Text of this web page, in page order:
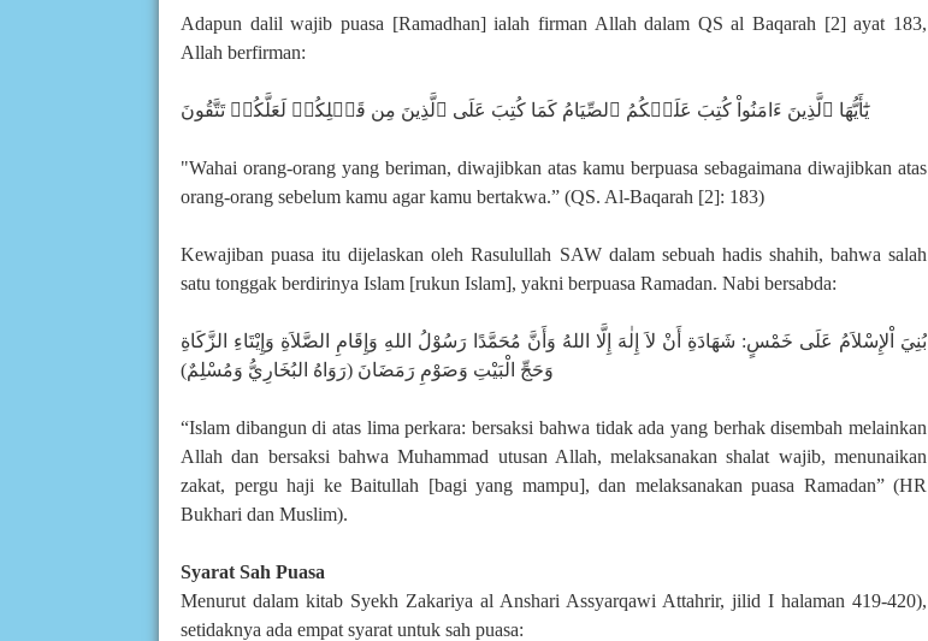
Adapun dalil wajib puasa [Ramadhan] ialah firman Allah dalam QS al Baqarah [2] ayat 183,
Allah berfirman:
يَٰٓأَيُّهَا ٱلَّذِينَ ءَامَنُواْ كُتِبَ عَلَيۡكُمُ ٱلصِّيَامُ كَمَا كُتِبَ عَلَى ٱلَّذِينَ مِن قَبۡلِكُمۡ لَعَلَّكُمۡ تَتَّقُونَ
"Wahai orang-orang yang beriman, diwajibkan atas kamu berpuasa sebagaimana diwajibkan atas
orang-orang sebelum kamu agar kamu bertakwa.” (QS. Al-Baqarah [2]: 183)
Kewajiban puasa itu dijelaskan oleh Rasulullah SAW dalam sebuah hadis shahih, bahwa salah
satu tonggak berdirinya Islam [rukun Islam], yakni berpuasa Ramadan. Nabi bersabda:
بُنِيَ اْلإِسْلاَمُ عَلَى خَمْسٍ: شَهَادَةِ أَنْ لاَ إِلٰهَ إِلَّا اللهُ وَأَنَّ مُحَمَّدًا رَسُوْلُ اللهِ وَإِقَامِ الصَّلاَةِ وَإِيْتَاءِ الزَّكَاةِ
وَحَجِّ الْبَيْتِ وَصَوْمِ رَمَضَانَ (رَوَاهُ البُخَارِيُّ وَمُسْلِمٌ)
“Islam dibangun di atas lima perkara: bersaksi bahwa tidak ada yang berhak disembah melainkan
Allah dan bersaksi bahwa Muhammad utusan Allah, melaksanakan shalat wajib, menunaikan
zakat, pergu haji ke Baitullah [bagi yang mampu], dan melaksanakan puasa Ramadan” (HR
Bukhari dan Muslim).
Syarat Sah Puasa
Menurut dalam kitab Syekh Zakariya al Anshari Assyarqawi Attahrir, jilid I halaman 419-420),
setidaknya ada empat syarat untuk sah puasa: